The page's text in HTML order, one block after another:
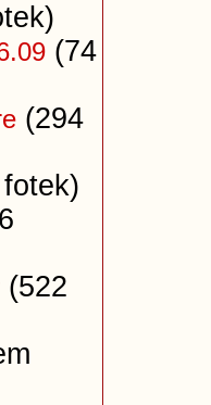
(74
(294
(522